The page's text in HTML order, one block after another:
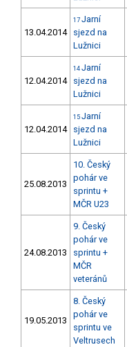
13.04.2014
17 Jarní
sjezd na
Lužnici
12.04.2014
14 Jarní
sjezd na
Lužnici
12.04.2014
15 Jarní
sjezd na
Lužnici
25.08.2013
10. Český
pohár ve
sprintu +
MČR U23
24.08.2013
9. Český
pohár ve
sprintu +
MČR
veteránů
19.05.2013
8. Český
pohár ve
sprintu ve
Veltrusech